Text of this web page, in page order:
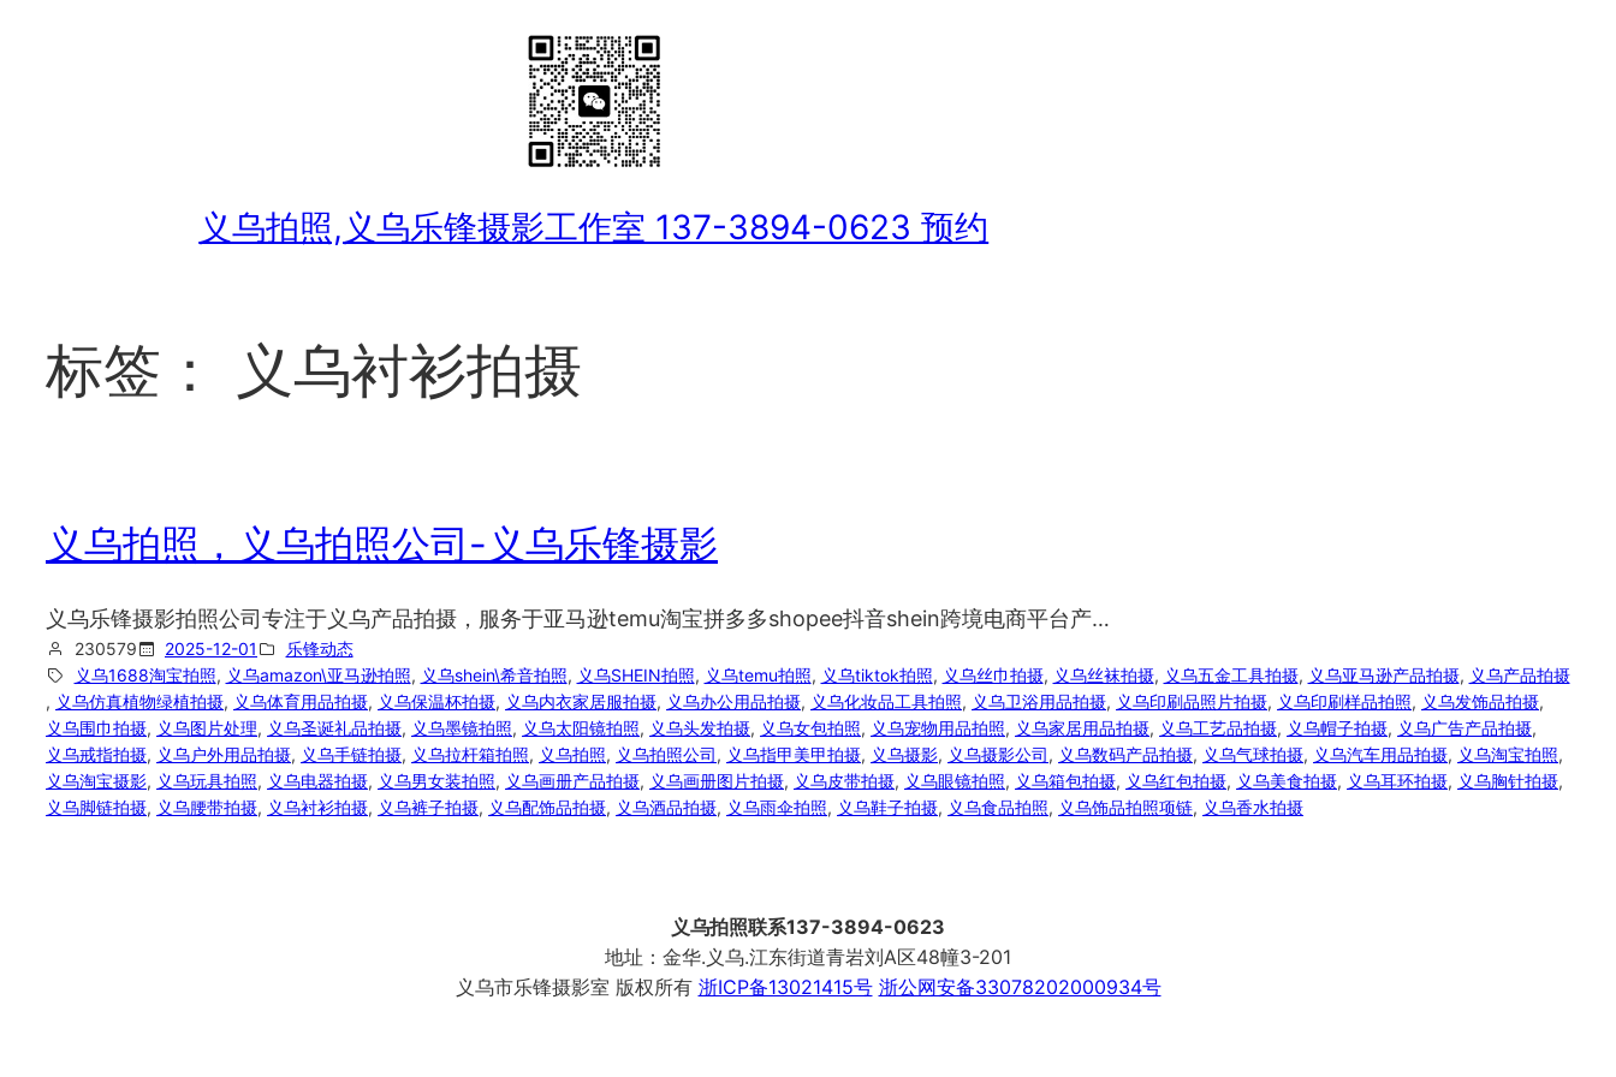
义乌拍照,义乌乐锋摄影工作室 137-3894-0623 预约
标签： 义乌衬衫拍摄
义乌拍照，义乌拍照公司-义乌乐锋摄影
义乌乐锋摄影拍照公司专注于义乌产品拍摄，服务于亚马逊temu淘宝拼多多shopee抖音shein跨境电商平台产…
230579 2025-12-01
乐锋动态
义乌1688淘宝拍照, 义乌amazon\亚马逊拍照, 义乌shein\希音拍照, 义乌SHEIN拍照, 义乌temu拍照, 义乌tiktok拍照, 义乌丝巾拍摄, 义乌丝袜拍摄, 义乌五金工具拍摄, 义乌亚马逊产品拍摄, 义乌产品拍摄
, 义乌仿真植物绿植拍摄, 义乌体育用品拍摄, 义乌保温杯拍摄, 义乌内衣家居服拍摄, 义乌办公用品拍摄, 义乌化妆品工具拍照, 义乌卫浴用品拍摄, 义乌印刷品照片拍摄, 义乌印刷样品拍照, 义乌发饰品拍摄,
义乌围巾拍摄, 义乌图片处理, 义乌圣诞礼品拍摄, 义乌墨镜拍照, 义乌太阳镜拍照, 义乌头发拍摄, 义乌女包拍照, 义乌宠物用品拍照, 义乌家居用品拍摄, 义乌工艺品拍摄, 义乌帽子拍摄, 义乌广告产品拍摄,
义乌戒指拍摄, 义乌户外用品拍摄, 义乌手链拍摄, 义乌拉杆箱拍照, 义乌拍照, 义乌拍照公司, 义乌指甲美甲拍摄, 义乌摄影, 义乌摄影公司, 义乌数码产品拍摄, 义乌气球拍摄, 义乌汽车用品拍摄, 义乌淘宝拍照,
义乌淘宝摄影, 义乌玩具拍照, 义乌电器拍摄, 义乌男女装拍照, 义乌画册产品拍摄, 义乌画册图片拍摄, 义乌皮带拍摄, 义乌眼镜拍照, 义乌箱包拍摄, 义乌红包拍摄, 义乌美食拍摄, 义乌耳环拍摄, 义乌胸针拍摄,
义乌脚链拍摄, 义乌腰带拍摄, 义乌衬衫拍摄, 义乌裤子拍摄, 义乌配饰品拍摄, 义乌酒品拍摄, 义乌雨伞拍照, 义乌鞋子拍摄, 义乌食品拍照, 义乌饰品拍照项链, 义乌香水拍摄
义乌拍照联系137-3894-0623
地址：金华.义乌.江东街道青岩刘A区48幢3-201
义乌市乐锋摄影室 版权所有 浙ICP备13021415号 浙公网安备33078202000934号